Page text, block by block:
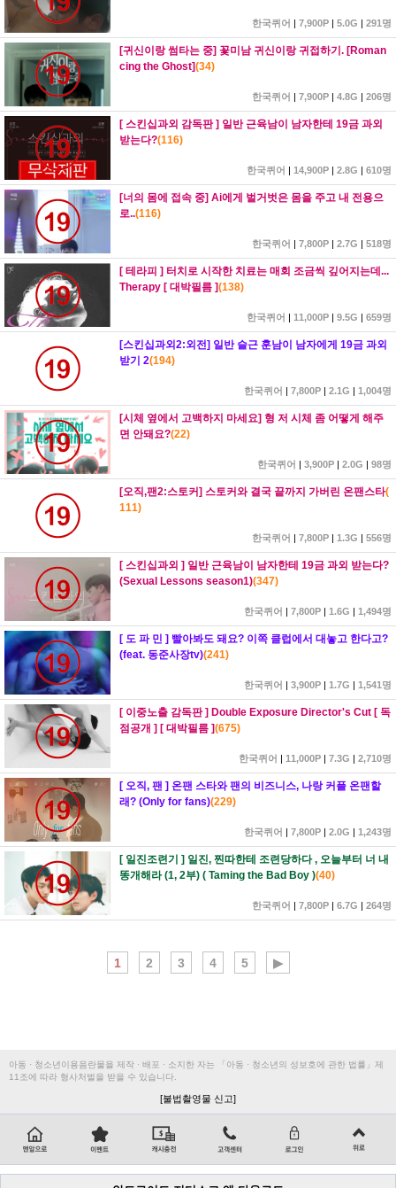
한국퀴어 | 7,900P | 5.0G | 291명
[귀신이랑 썸타는 중] 꽃미남 귀신이랑 귀접하기. [Roman
cing the Ghost](34)
한국퀴어 | 7,900P | 4.8G | 206명
[ 스킨십과외 감독판 ] 일반 근육남이 남자한테 19금 과외
받는다?(116)
한국퀴어 | 14,900P | 2.8G | 610명
[너의 몸에 접속 중] Ai에게 벌거벗은 몸을 주고 내 전용으
로..(116)
한국퀴어 | 7,800P | 2.7G | 518명
[ 테라피 ] 터치로 시작한 치료는 매회 조금씩 깊어지는데...
Therapy [ 대박필름 ](138)
한국퀴어 | 11,000P | 9.5G | 659명
[스킨십과외2:외전] 일반 슬근 훈남이 남자에게 19금 과외
받기 2(194)
한국퀴어 | 7,800P | 2.1G | 1,004명
[시체 옆에서 고백하지 마세요] 형 저 시체 좀 어떻게 해주
면 안돼요?(22)
한국퀴어 | 3,900P | 2.0G | 98명
[오직,팬2:스토커] 스토커와 결국 끝까지 가버린 온팬스타(
111)
한국퀴어 | 7,800P | 1.3G | 556명
[ 스킨십과외 ] 일반 근육남이 남자한테 19금 과외 받는다?
(Sexual Lessons season1)(347)
한국퀴어 | 7,800P | 1.6G | 1,494명
[ 도 파 민 ] 빨아봐도 돼요? 이쪽 클럽에서 대놓고 한다고?
(feat. 동준사장tv)(241)
한국퀴어 | 3,900P | 1.7G | 1,541명
[ 이중노출 감독판 ] Double Exposure Director's Cut [ 독
점공개 ] [ 대박필름 ](675)
한국퀴어 | 11,000P | 7.3G | 2,710명
[ 오직, 팬 ] 온팬 스타와 팬의 비즈니스, 나랑 커플 온팬할
래? (Only for fans)(229)
한국퀴어 | 7,800P | 2.0G | 1,243명
[ 일진조련기 ] 일진, 찐따한테 조련당하다 , 오늘부터 너 내
똥개해라 (1, 2부) ( Taming the Bad Boy )(40)
한국퀴어 | 7,800P | 6.7G | 264명
1 2 3 4 5 ▶
아동 · 청소년이용음란물을 제작 · 배포 · 소지한 자는 「아동 · 청소년의 성보호에 관한 법률」제
11조에 따라 형사처벌을 받을 수 있습니다.
[불법촬영물 신고]